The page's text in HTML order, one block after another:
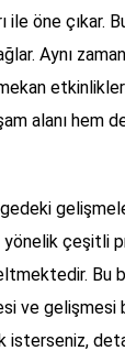
öne çıkar.
Aynı
alanı hem
çeşitli
Bu
ve
isterseniz,